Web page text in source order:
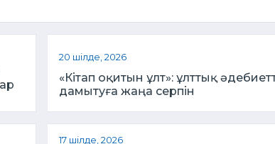
20 шілде, 2026
«Кітап оқитын ұлт»: ұлттық
дамытуға жаңа серпін
17 шілде, 2026